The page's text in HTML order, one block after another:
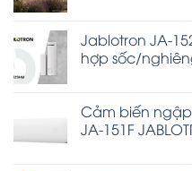
Jablotron JA-
hợp sốc/
Cảm biến
JA-151F